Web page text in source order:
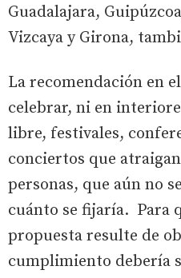
Guadalajara,
Vizcaya y Girona,
La recomendación en
celebrar, ni en
libre, festivales,
conciertos que
personas, que aún no
cuánto se fijaría. Para
propuesta resulte de
cumplimiento debería